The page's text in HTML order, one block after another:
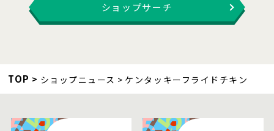
ショップサーチ
TOP ショップニュース ケンタッキーフライドチキン